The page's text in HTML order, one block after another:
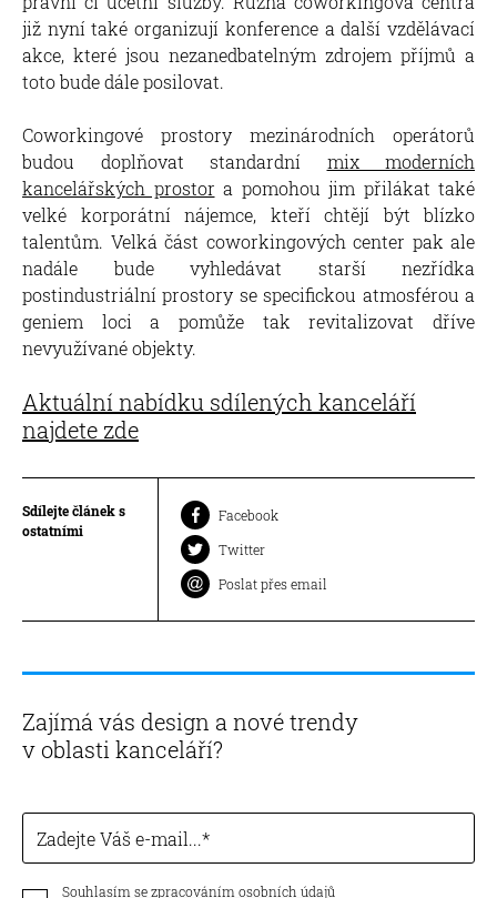
již nyní také organizují konference a další vzdělávací
akce, které jsou nezanedbatelným zdrojem příjmů a
toto bude dále posilovat.
Coworkingové prostory mezinárodních operátorů
budou doplňovat standardní mix moderních
kancelářských prostor a pomohou jim přilákat také
velké korporátní nájemce, kteří chtějí být blízko
talentům. Velká část coworkingových center pak ale
nadále bude vyhledávat starší nezřídka
postindustriální prostory se specifickou atmosférou a
geniem loci a pomůže tak revitalizovat dříve
nevyužívané objekty.
Aktuální nabídku sdílených kanceláří
najdete zde
Sdílejte článek s
ostatními
Facebook
Twitter
Poslat přes email
Zajímá vás design a nové trendy
v oblasti kanceláří?
Zadejte Váš e-mail...
Souhlasím se zpracováním osobních údajů